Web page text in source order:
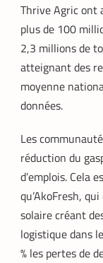
Thrive Agric ont
plus de 100
2,3 millions de
atteignant des
moyenne
données.
Les
réduction du
d’emplois. Cela
qu’AkoFresh,
solaire créant
logistique dans
% les pertes de